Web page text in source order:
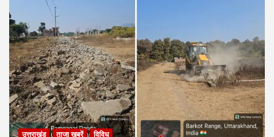
उत्तराखंड ताजा खबरें विविध